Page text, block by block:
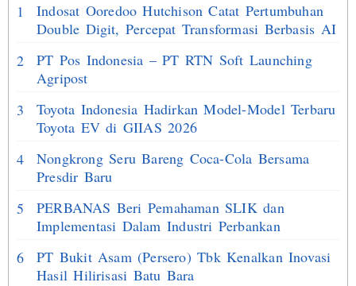
1
Indosat Ooredoo Hutchison Catat Pertumbuhan
Double Digit, Percepat Transformasi Berbasis AI
2
PT Pos Indonesia – PT RTN Soft Launching
Agripost
3
Toyota Indonesia Hadirkan Model-Model Terbaru
Toyota EV di GIIAS 2026
4
Nongkrong Seru Bareng Coca-Cola Bersama
Presdir Baru
5
PERBANAS Beri Pemahaman SLIK dan
Implementasi Dalam Industri Perbankan
6
PT Bukit Asam (Persero) Tbk Kenalkan Inovasi
Hasil Hilirisasi Batu Bara